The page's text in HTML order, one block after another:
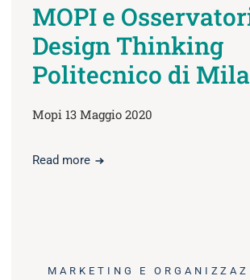
MOPI e
Design Thinking
Politecnico di
Mopi 13 Maggio 2020
Read more
MARKETING E